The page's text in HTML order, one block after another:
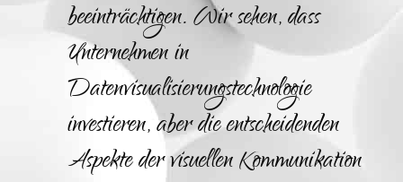
beeinträchtigen. Wir sehen, dass
Unternehmen in
Datenvisualisierungstechnologie
investieren, aber die entscheidenden
Aspekte der visuellen Kommunikation